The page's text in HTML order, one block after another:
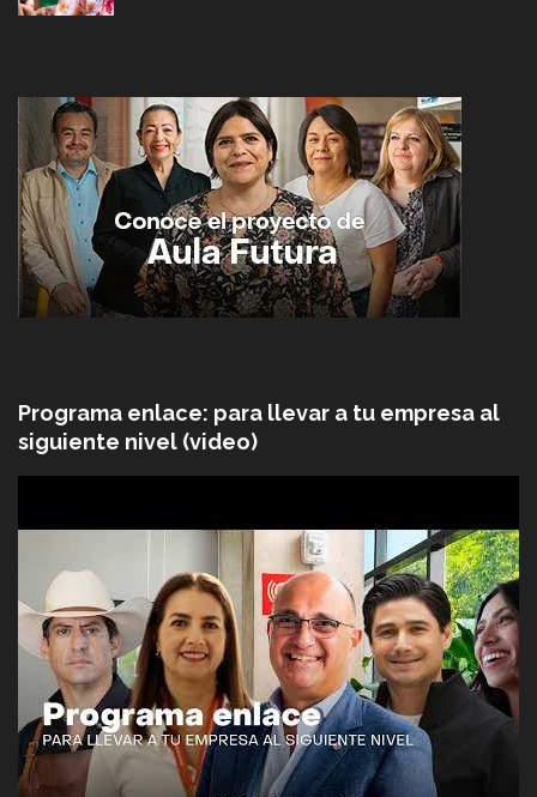
Programa enlace: para llevar a tu empresa al
siguiente nivel (video)